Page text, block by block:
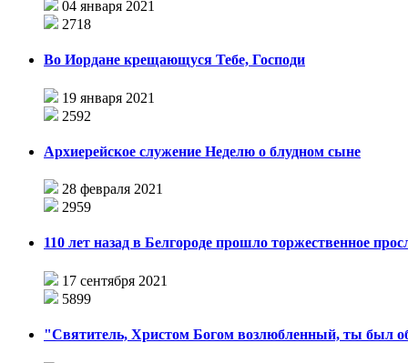
04 января 2021
2718
Во Иордане крещающуся Тебе, Господи
19 января 2021
2592
Архиерейское служение Неделю о блудном сыне
28 февраля 2021
2959
110 лет назад в Белгороде прошло торжественное
17 сентября 2021
5899
"Святитель, Христом Богом возлюбленный, ты был